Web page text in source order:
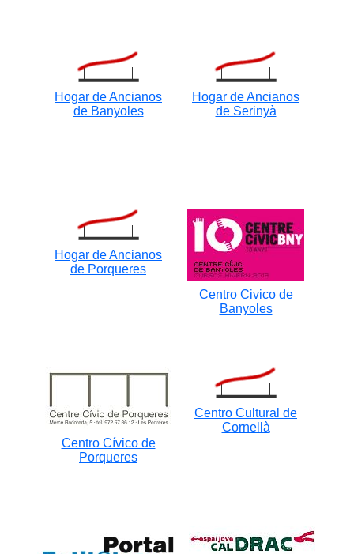
Hogar de Ancianos
de Banyoles
Hogar de Ancianos
de Serinyà
Hogar de Ancianos
de Porqueres
Centro Civico de
Banyoles
Centro Cívico de
Porqueres
Centro Cultural de
Cornellà